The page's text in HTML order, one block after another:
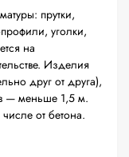
прутки,
уголки,
на
Изделия
друг от друга),
— меньше 1,5 м.
от бетона.